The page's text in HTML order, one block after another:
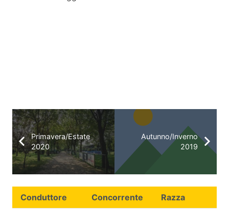
Primavera/Estate
2020
Autunno/Inverno
2019
Conduttore Concorrente Razza